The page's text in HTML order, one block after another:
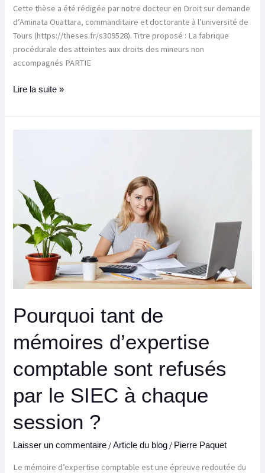
Cette thèse a été rédigée par notre docteur en Droit sur demande
d’Aminata Ouattara, commanditaire et doctorante à l’université de
Tours (https://theses.fr/s309528). Titre proposé : La fabrique
procédurale des atteintes aux droits des mineurs non
accompagnés PARTIE
Lire la suite »
Pourquoi tant de
mémoires d’expertise
comptable sont refusés
par le SIEC à chaque
session ?
Laisser un commentaire /Article du blog / Pierre Paquet
Le mémoire d’expertise comptable est une épreuve redoutée du
d’expertise
comptable
refusés
par
SIEC
session